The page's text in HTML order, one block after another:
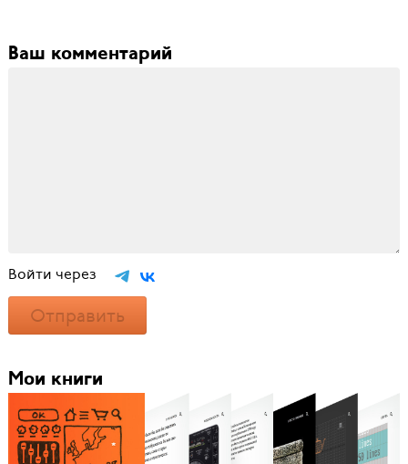
Ваш комментарий
Войти через
Отправить
Мои книги